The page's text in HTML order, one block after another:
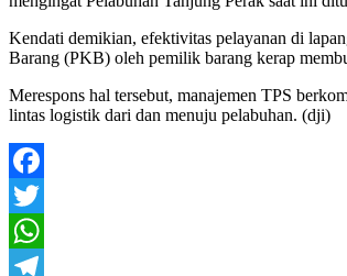
Kendati demikian, efektivitas pelayanan di
Barang (PKB) oleh pemilik barang kerap
Merespons hal tersebut, manajemen TPS
lintas logistik dari dan menuju pelabuhan. (dji)
Facebook
Twitter
WhatsApp